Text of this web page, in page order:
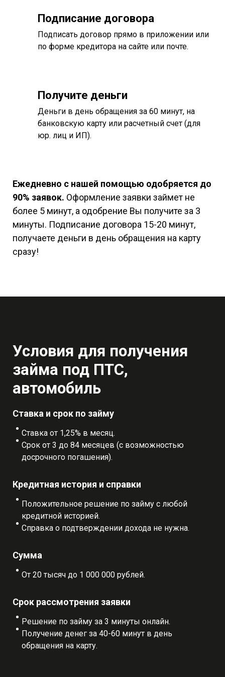
Подписание договора
Подписать договор прямо в приложении или
по форме кредитора на сайте или почте.
Получите деньги
Деньги в день обращения за 60 минут, на
банковскую карту или расчетный счет (для
юр. лиц и ИП).
Ежедневно с нашей помощью одобряется до
90% заявок. Оформление заявки займет не
более 5 минут, а одобрение Вы получите за 3
минуты. Подписание договора 15-20 минут,
получаете деньги в день обращения на карту
сразу!
Условия для получения
займа под ПТС,
автомобиль
Ставка и срок по займу
Ставка от 1,25% в месяц.
Срок от 3 до 84 месяцев (с возможностью
досрочного погашения).
Кредитная история и справки
Положительное решение по займу с любой
кредитной историей.
Справка о подтверждении дохода не нужна.
Сумма
От 20 тысяч до 1 000 000 рублей.
Срок рассмотрения заявки
Решение по займу за 3 минуты онлайн.
Получение денег за 40-60 минут в день
обращения на карту.